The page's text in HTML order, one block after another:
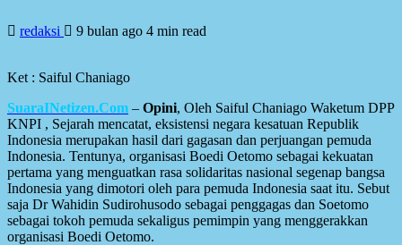
redaksi 9 bulan ago 4 min read
Ket : Saiful Chaniago
SuaraINetizen.Com – Opini, Oleh Saiful Chaniago Waketum DPP
KNPI , Sejarah mencatat, eksistensi negara kesatuan Republik
Indonesia merupakan hasil dari gagasan dan perjuangan pemuda
Indonesia. Tentunya, organisasi Boedi Oetomo sebagai kekuatan
pertama yang menguatkan rasa solidaritas nasional segenap bangsa
Indonesia yang dimotori oleh para pemuda Indonesia saat itu. Sebut
saja Dr Wahidin Sudirohusodo sebagai penggagas dan Soetomo
sebagai tokoh pemuda sekaligus pemimpin yang menggerakkan
organisasi Boedi Oetomo.